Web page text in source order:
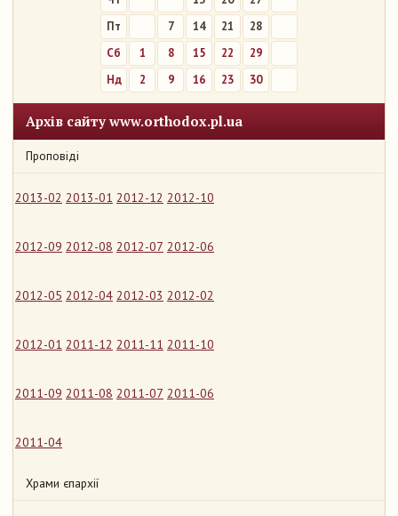
Пт
7 14 21
28
Сб
1 8 15 22
29
Нд
2 9 16 23 30
Архів сайту www.orthodox.pl.ua
Проповіді
2013-02 2013-01 2012-12 2012-10
2012-09 2012-08 2012-07 2012-06
2012-05 2012-04 2012-03 2012-02
2012-01 2011-12 2011-11 2011-10
2011-09 2011-08 2011-07 2011-06
2011-04
Храми єпархії